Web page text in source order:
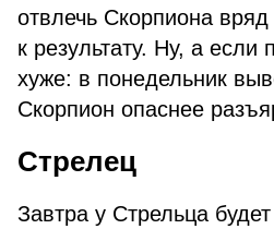
отвлечь Скорпиона
к результату. Ну, а если
хуже: в понедельник
Скорпион опаснее
Стрелец
Завтра у Стрельца